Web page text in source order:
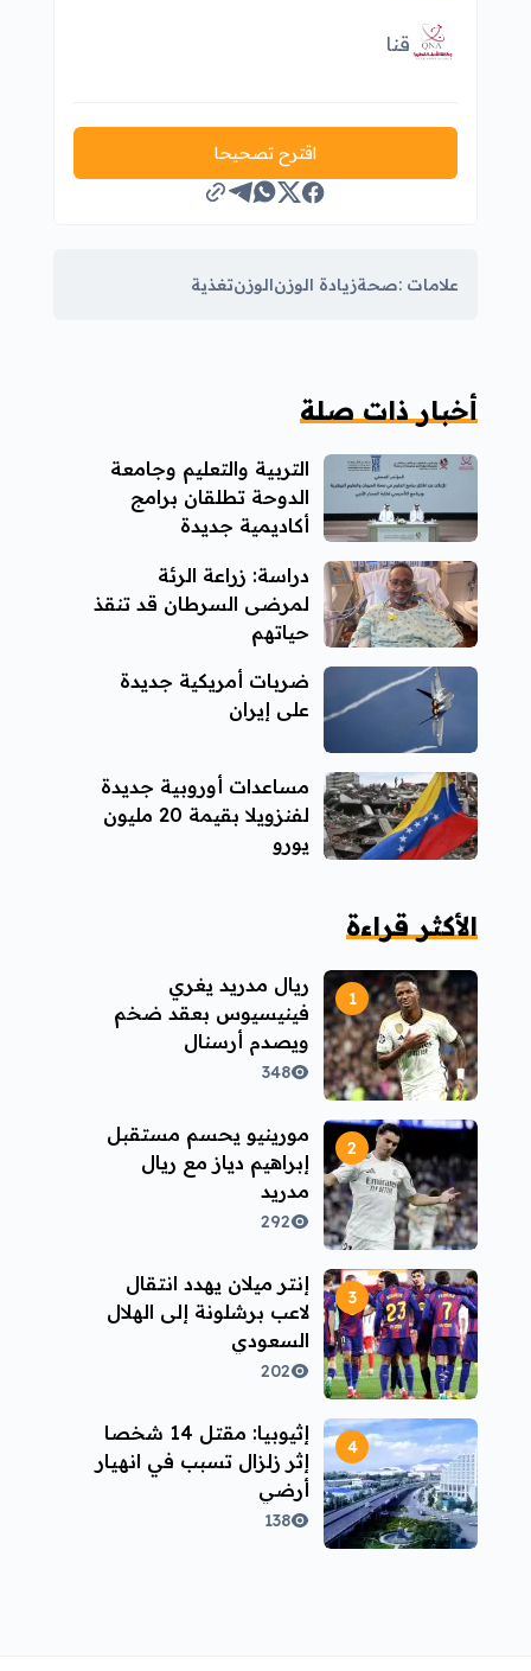
قنا
اقترح تصحيحا
علامات :صحةزيادة الوزنالوزنتغذية
أخبار ذات صلة
التربية والتعليم وجامعة
الدوحة تطلقان برامج
أكاديمية جديدة
دراسة: زراعة الرئة
لمرضى السرطان قد تنقذ
حياتهم
ضربات أمريكية جديدة
على إيران
مساعدات أوروبية جديدة
لفنزويلا بقيمة 20 مليون
يورو
الأكثر قراءة
ريال مدريد يغري
فينيسيوس بعقد ضخم
ويصدم أرسنال
348
مورينيو يحسم مستقبل
إبراهيم دياز مع ريال
مدريد
292
إنتر ميلان يهدد انتقال
لاعب برشلونة إلى الهلال
السعودي
202
إثيوبيا: مقتل 14 شخصا
إثر زلزال تسبب في انهيار
أرضي
138